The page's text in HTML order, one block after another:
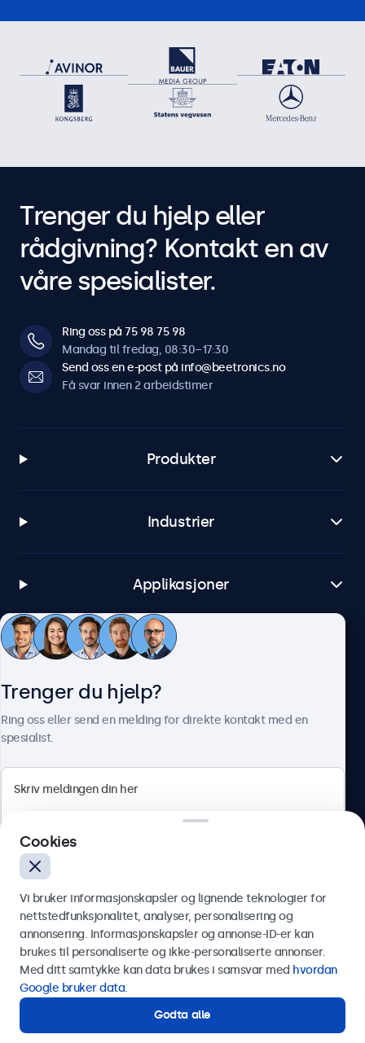
Trenger du hjelp eller
rådgivning? Kontakt en av
våre spesialister.
Ring oss på 75 98 75 98
Mandag til fredag, 08:30–17:30
Send oss en e-post på info@beetronics.no
Få svar innen 2 arbeidstimer
Produkter
Industrier
Applikasjoner
Kundeservice
Norsk
Trenger du hjelp?
Ring oss eller send en melding for direkte kontakt med en
spesialist.
Send
Eller ring oss på
Kontakt våre spesialister.
Cookies
Vi bruker informasjonskapsler og lignende teknologier for
nettstedfunksjonalitet, analyser, personalisering og
annonsering. Informasjonskapsler og annonse-ID-er kan
brukes til personaliserte og ikke-personaliserte annonser.
Med ditt samtykke kan data brukes i samsvar med hvordan
Google bruker data.
Godta alle